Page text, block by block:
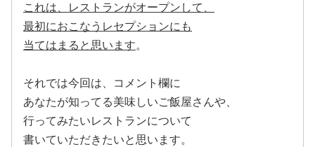
これは、レストランがオープンして、
最初におこなうレセプションにも
当てはまると思います。
それでは今回は、コメント欄に
あなたが知ってる美味しいご飯屋さんや、
行ってみたいレストランについて
書いていただきたいと思います。